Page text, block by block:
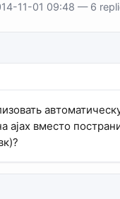
11-01 09:48 — 6
ajax вместо